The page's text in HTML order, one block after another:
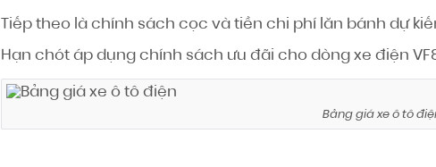
Tiếp theo là chính sách cọc và tiền chi phí lăn bánh dự
Hạn chót áp dụng chính sách ưu đãi cho dòng xe điện
Bảng giá xe ô tô